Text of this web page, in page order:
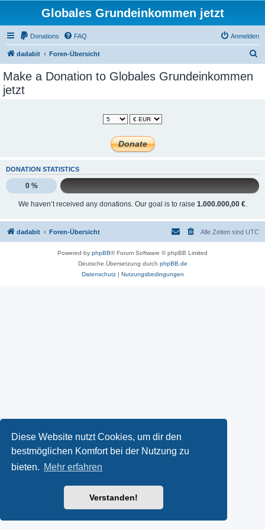
Diese Website nutzt Cookies, um dir den
bestmöglichen Komfort bei der Nutzung zu
bieten. Mehr erfahren
Verstanden!
Globales Grundeinkommen jetzt
Donations FAQ Anmelden
dadabit Foren-Übersicht
Make a Donation to Globales Grundeinkommen
jetzt
DONATION STATISTICS
0 %
We haven’t received any donations. Our goal is to raise 1.000.000,00 €.
dadabit Foren-Übersicht Alle Zeiten sind UTC
Powered by phpBB® Forum Software © phpBB Limited
Deutsche Übersetzung durch phpBB.de
Datenschutz| Nutzungsbedingungen